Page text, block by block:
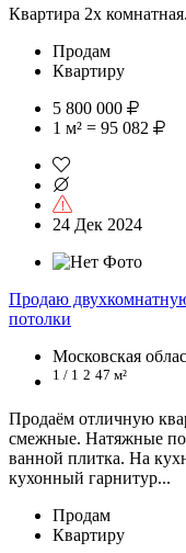
Квартира 2х
Продам
Квартиру
5 800 000
1 м² = 95 082
24 Дек 2024
Продаю
потолки
Московская
1 / 1 2 47 м²
Продаём отличную
смежные. Натяжные
ванной плитка. На
кухонный гарнитур...
Продам
Квартиру